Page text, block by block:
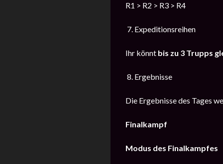
R1 > R2 > R3 > R4
7. Expeditionsreihen
Ihr könnt bis zu 3 Trupps
8. Ergebnisse
Die Ergebnisse des Tages
Finalkampf
Modus des Finalkampfes